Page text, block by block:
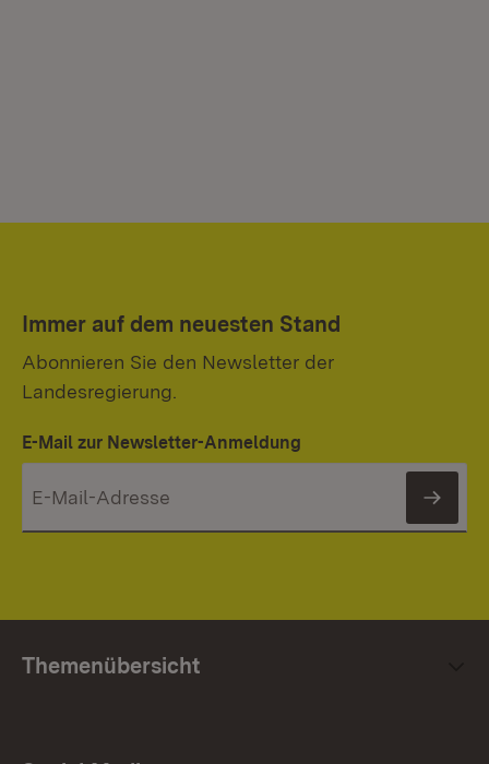
Immer auf dem neuesten Stand
Abonnieren Sie den Newsletter der
Landesregierung.
E-Mail zur Newsletter-Anmeldung
Themenübersicht